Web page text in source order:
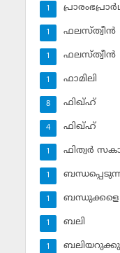
1
ഫലസ്ത്വീൻ
1
ഫലസ്ത്വീൻ
1
ഫാമിലി
1
ഫിഖ്ഹ്
8
ഫിഖ്ഹ്‌
4
ഫിത്വര്‍
1
1
ബന്ധുക്കളെ
1
ബലി
1
1